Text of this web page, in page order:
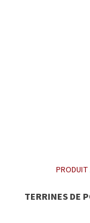
PRODUIT
TERRINES DE